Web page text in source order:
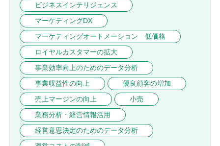
ビジネスインテリジェンス
マーケティングDX
マーケティングオートメーション 低価格
ロイヤルカスタマーの拡大
事業効率向上のためのデータ分析
事業収益性の向上
優良顧客の増加
売上マージンの向上
小売
業務分析・経営情報活用
経営意思決定のためのデータ分析